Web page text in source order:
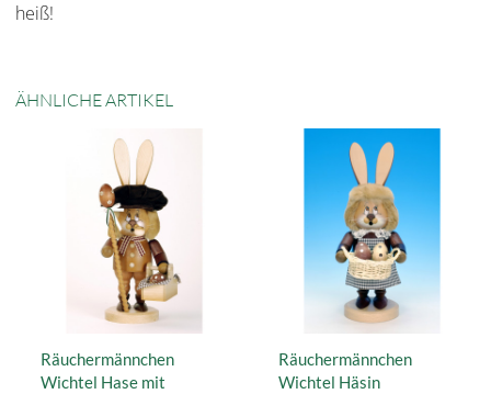
heiß!
ÄHNLICHE ARTIKEL
Räuchermännchen
Wichtel Hase mit
Räuchermännchen
Wichtel Häsin